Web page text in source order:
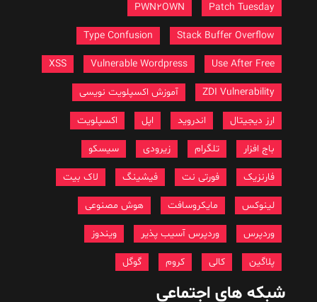
Patch Tuesday
PWN2OWN
Stack Buffer Overflow
Type Confusion
Use After Free
Vulnerable Wordpress
ZDI Vulnerability آموزش اکسپلویت نویسی
ارز دیجیتال اندروید اکسپلویت
باج افزار تلگرام زیرودی سیسکو
فارنزیک فورتی نت فیشینگ لاک بیت
لینوکس مایکروسافت هوش مصنوعی
وردپرس وردپرس آسیب پذیر ویندوز
پلاگین
شبکه های اجتماعی